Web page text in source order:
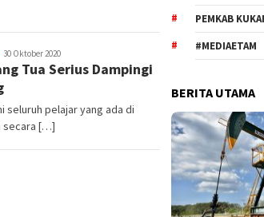
30 Oktober 2020
Tua Serius Dampingi
seluruh pelajar yang ada di
secara […]
PEMKAB
#MEDIAETAM
BERITA UTAMA